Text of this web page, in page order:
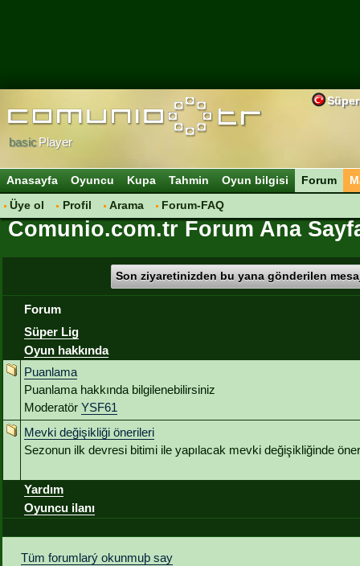
basicPlayer
Anasayfa Oyuncu Kupa Tahmin Oyun bilgisi
Forum
Üye ol
Profil Arama Forum-FAQ
Comunio.com.tr Forum Ana
Son ziyaretinizden bu yana gönderilen
Forum
Süper Lig
Oyun hakkında
Puanlama
Puanlama hakkında bilgilenebilirsiniz
Moderatör YSF61
Mevki değişikliği önerileri
Sezonun ilk devresi bitimi ile yapılacak mevki değişikliğinde
Yardım
Oyuncu ilanı
Tüm forumlarý okunmuþ say